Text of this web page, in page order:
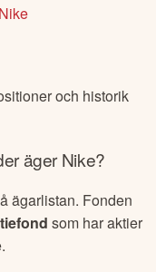
Nike
och historik
ägerNike?
ägarlistan. Fonden
som har aktier
.